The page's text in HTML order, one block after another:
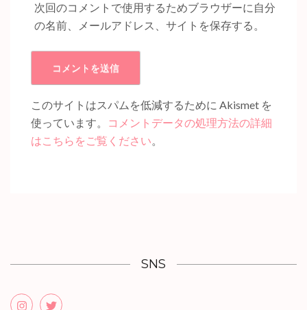
次回のコメントで使用するためブラウザーに自分
の名前、メールアドレス、サイトを保存する。
このサイトはスパムを低減するために Akismet を
使っています。
コメントデータの処理方法の詳細
はこちらをご覧ください。
SNS